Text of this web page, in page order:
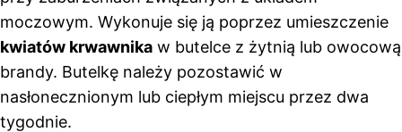
moczowym. Wykonuje się ją poprzez umieszczenie
kwiatów krwawnika w butelce z żytnią lub owocową
brandy. Butelkę należy pozostawić w
nasłonecznionym lub ciepłym miejscu przez dwa
tygodnie.